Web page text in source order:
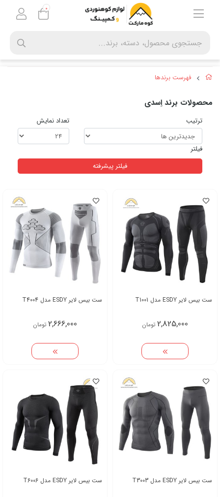
فهرست برندها
محصولات برند اِسدی
ترتیب تعداد نمایش
فیلتر
فیلتر پیشرفته
ست بیس لایر ESDY مدل T1001
2,825,000 تومان
ست بیس لایر ESDY مدل T4004
2,666,000 تومان
ست بیس لایر ESDY مدل T3003 ست بیس لایر ESDY مدل T6006
0